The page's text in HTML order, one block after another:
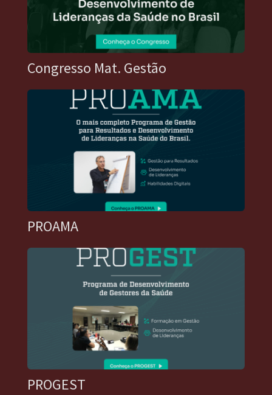
Congresso Mat. Gestão
PROAMA
PROGEST